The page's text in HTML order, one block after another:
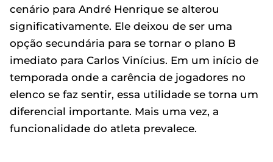
cenário para André Henrique se alterou
significativamente. Ele deixou de ser uma
opção secundária para se tornar o plano B
imediato para Carlos Vinícius. Em um início de
temporada onde a carência de jogadores no
elenco se faz sentir, essa utilidade se torna um
diferencial importante. Mais uma vez, a
funcionalidade do atleta prevalece.